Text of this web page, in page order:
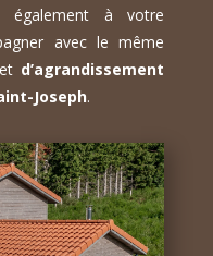
à votre
avec le même
d’agrandissement
Joseph.